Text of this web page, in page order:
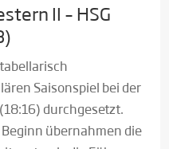
II – HSG
Saisonspiel bei der
durchgesetzt.
übernahmen die